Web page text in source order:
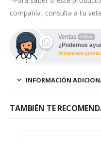
compañía, consulta a tu
Ventas Offline
¿Podemos
Volveremos pronto.
INFORMACIÓN
TAMBIÉN TE